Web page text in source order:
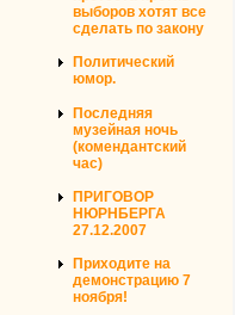
выборов хотят все
сделать по закону
Политический
юмор.
Последняя
музейная ночь
(комендантский
час)
ПРИГОВОР
НЮРНБЕРГА
27.12.2007
Приходите на
демонстрацию 7
ноября!